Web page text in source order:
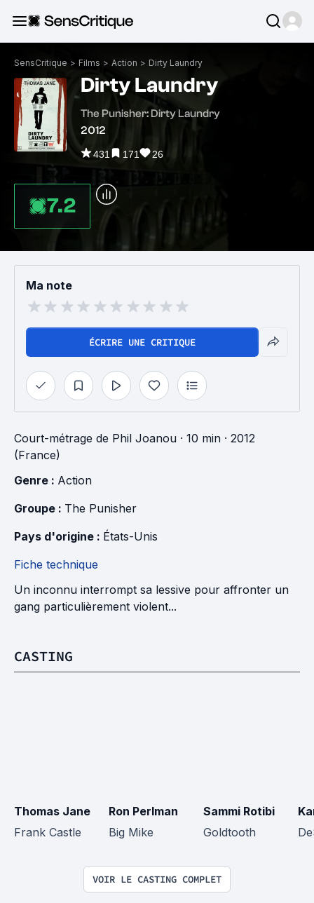
SensCritique > Films > Action > Dirty Laundry
Dirty Laundry
The Punisher: Dirty Laundry
2012
431 171 26
7.2
Ma note
ÉCRIRE UNE CRITIQUE
Court-métrage de Phil Joanou · 10 min · 2012
(France)
Genre : Action
Groupe : The Punisher
Pays d'origine : États-Unis
Fiche technique
Un inconnu interrompt sa lessive pour affronter un
gang particulièrement violent...
CASTING
Thomas Jane
Frank Castle
Ron Perlman
Big Mike
Sammi Rotibi
Goldtooth
VOIR LE CASTING COMPLET